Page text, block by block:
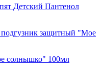
Детский Пантенол
защитный "Мое
солнышко" 100мл